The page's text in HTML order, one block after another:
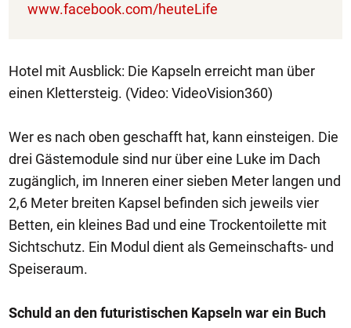
www.facebook.com/heuteLife
Hotel mit Ausblick: Die Kapseln erreicht man über
einen Klettersteig. (Video: VideoVision360)
Wer es nach oben geschafft hat, kann einsteigen. Die
drei Gästemodule sind nur über eine Luke im Dach
zugänglich, im Inneren einer sieben Meter langen und
2,6 Meter breiten Kapsel befinden sich jeweils vier
Betten, ein kleines Bad und eine Trockentoilette mit
Sichtschutz. Ein Modul dient als Gemeinschafts- und
Speiseraum.
Schuld an den futuristischen Kapseln war ein Buch